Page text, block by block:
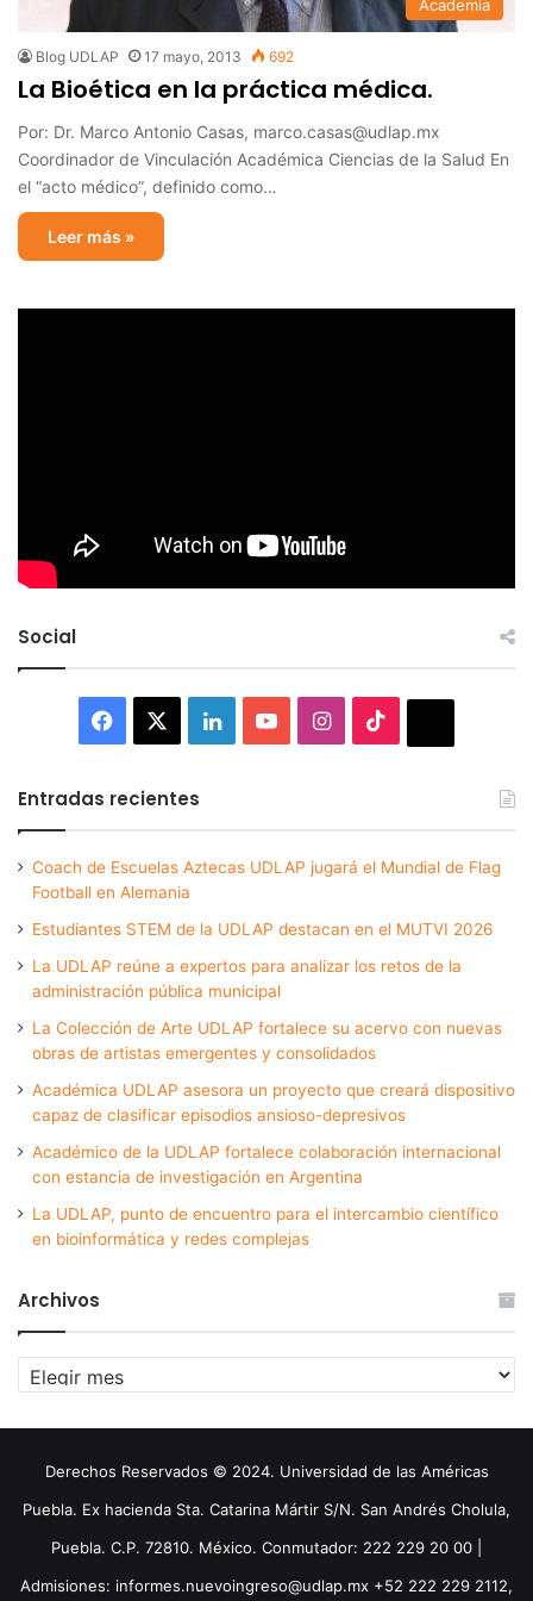
Academia
Blog UDLAP 17 mayo, 2013 692
La Bioética en la práctica médica.
Por: Dr. Marco Antonio Casas, marco.casas@udlap.mx
Coordinador de Vinculación Académica Ciencias de la Salud En
el “acto médico”, definido como…
Leer más »
Social
Facebook LinkedInYouTubeInstagram
Entradas recientes
Coach de Escuelas Aztecas UDLAP jugará el Mundial de Flag
Football en Alemania
Estudiantes STEM de la UDLAP destacan en el MUTVI 2026
La UDLAP reúne a expertos para analizar los retos de la
administración pública municipal
La Colección de Arte UDLAP fortalece su acervo con nuevas
obras de artistas emergentes y consolidados
Académica UDLAP asesora un proyecto que creará dispositivo
capaz de clasificar episodios ansioso-depresivos
Académico de la UDLAP fortalece colaboración internacional
con estancia de investigación en Argentina
La UDLAP, punto de encuentro para el intercambio científico
en bioinformática y redes complejas
Archivos
Archivos
Derechos Reservados © 2024. Universidad de las Américas
Puebla. Ex hacienda Sta. Catarina Mártir S/N. San Andrés Cholula,
Puebla. C.P. 72810. México. Conmutador: 222 229 20 00 |
Admisiones: informes.nuevoingreso@udlap.mx +52 222 229 2112,